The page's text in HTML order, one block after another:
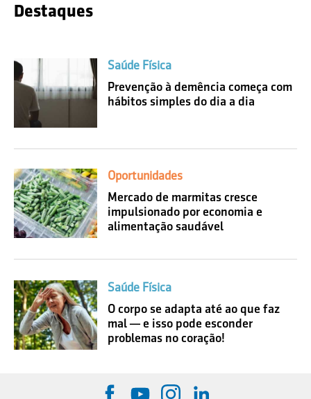
Destaques
Saúde Física
Prevenção à demência começa com
hábitos simples do dia a dia
Oportunidades
Mercado de marmitas cresce
impulsionado por economia e
alimentação saudável
Saúde Física
O corpo se adapta até ao que faz
mal — e isso pode esconder
problemas no coração!